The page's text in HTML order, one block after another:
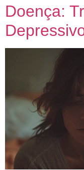
Doença: